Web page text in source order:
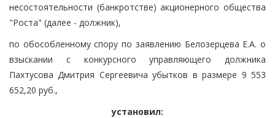
несостоятельности (банкротстве) акционерного общества
"Роста" (далее - должник),
по обособленному спору по заявлению Белозерцева Е.А. о
взыскании с конкурсного управляющего должника
Пахтусова Дмитрия Сергеевича убытков в размере 9 553
652,20 руб.,
установил: